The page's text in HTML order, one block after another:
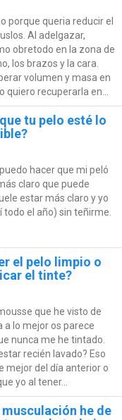
porque queria reducir el
Al adelgazar,
obretodo en la zona de
los brazos y la cara.
volumen y masa en
quiero recuperarla en...
tu pelo esté lo
hacer que mi peló
claro que puede
estar más claro y yo
todo el año) sin teñirme.
el pelo limpio o
el tinte?
que he visto de
a lo mejor os parece
nunca me he tintado.
recién lavado? Eso
mejor del día anterior o
yo al tener...
he de